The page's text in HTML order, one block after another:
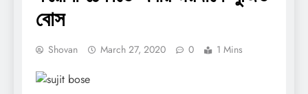
বোস
Shovan March 27, 2020 0 1 Mins